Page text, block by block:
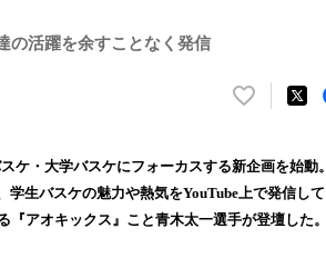
の活躍を余すことなく発信
い
！
数
を
ケ・大学バスケにフォーカスする新企画を始動
学生バスケの魅力や熱気をYouTube上で発信し
アオキックス』こと青木太一選手が登壇した。